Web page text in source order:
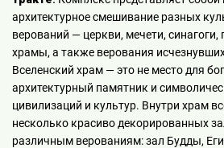
архитектурное смешивание разных
верований — церкви, мечети, синагоги,
храмы, а также верования
Вселенский храм — это не место для
архитектурный памятник и
цивилизаций и культур. Внутри храм
несколько красиво декорированных
различным верованиям: зал Будды,